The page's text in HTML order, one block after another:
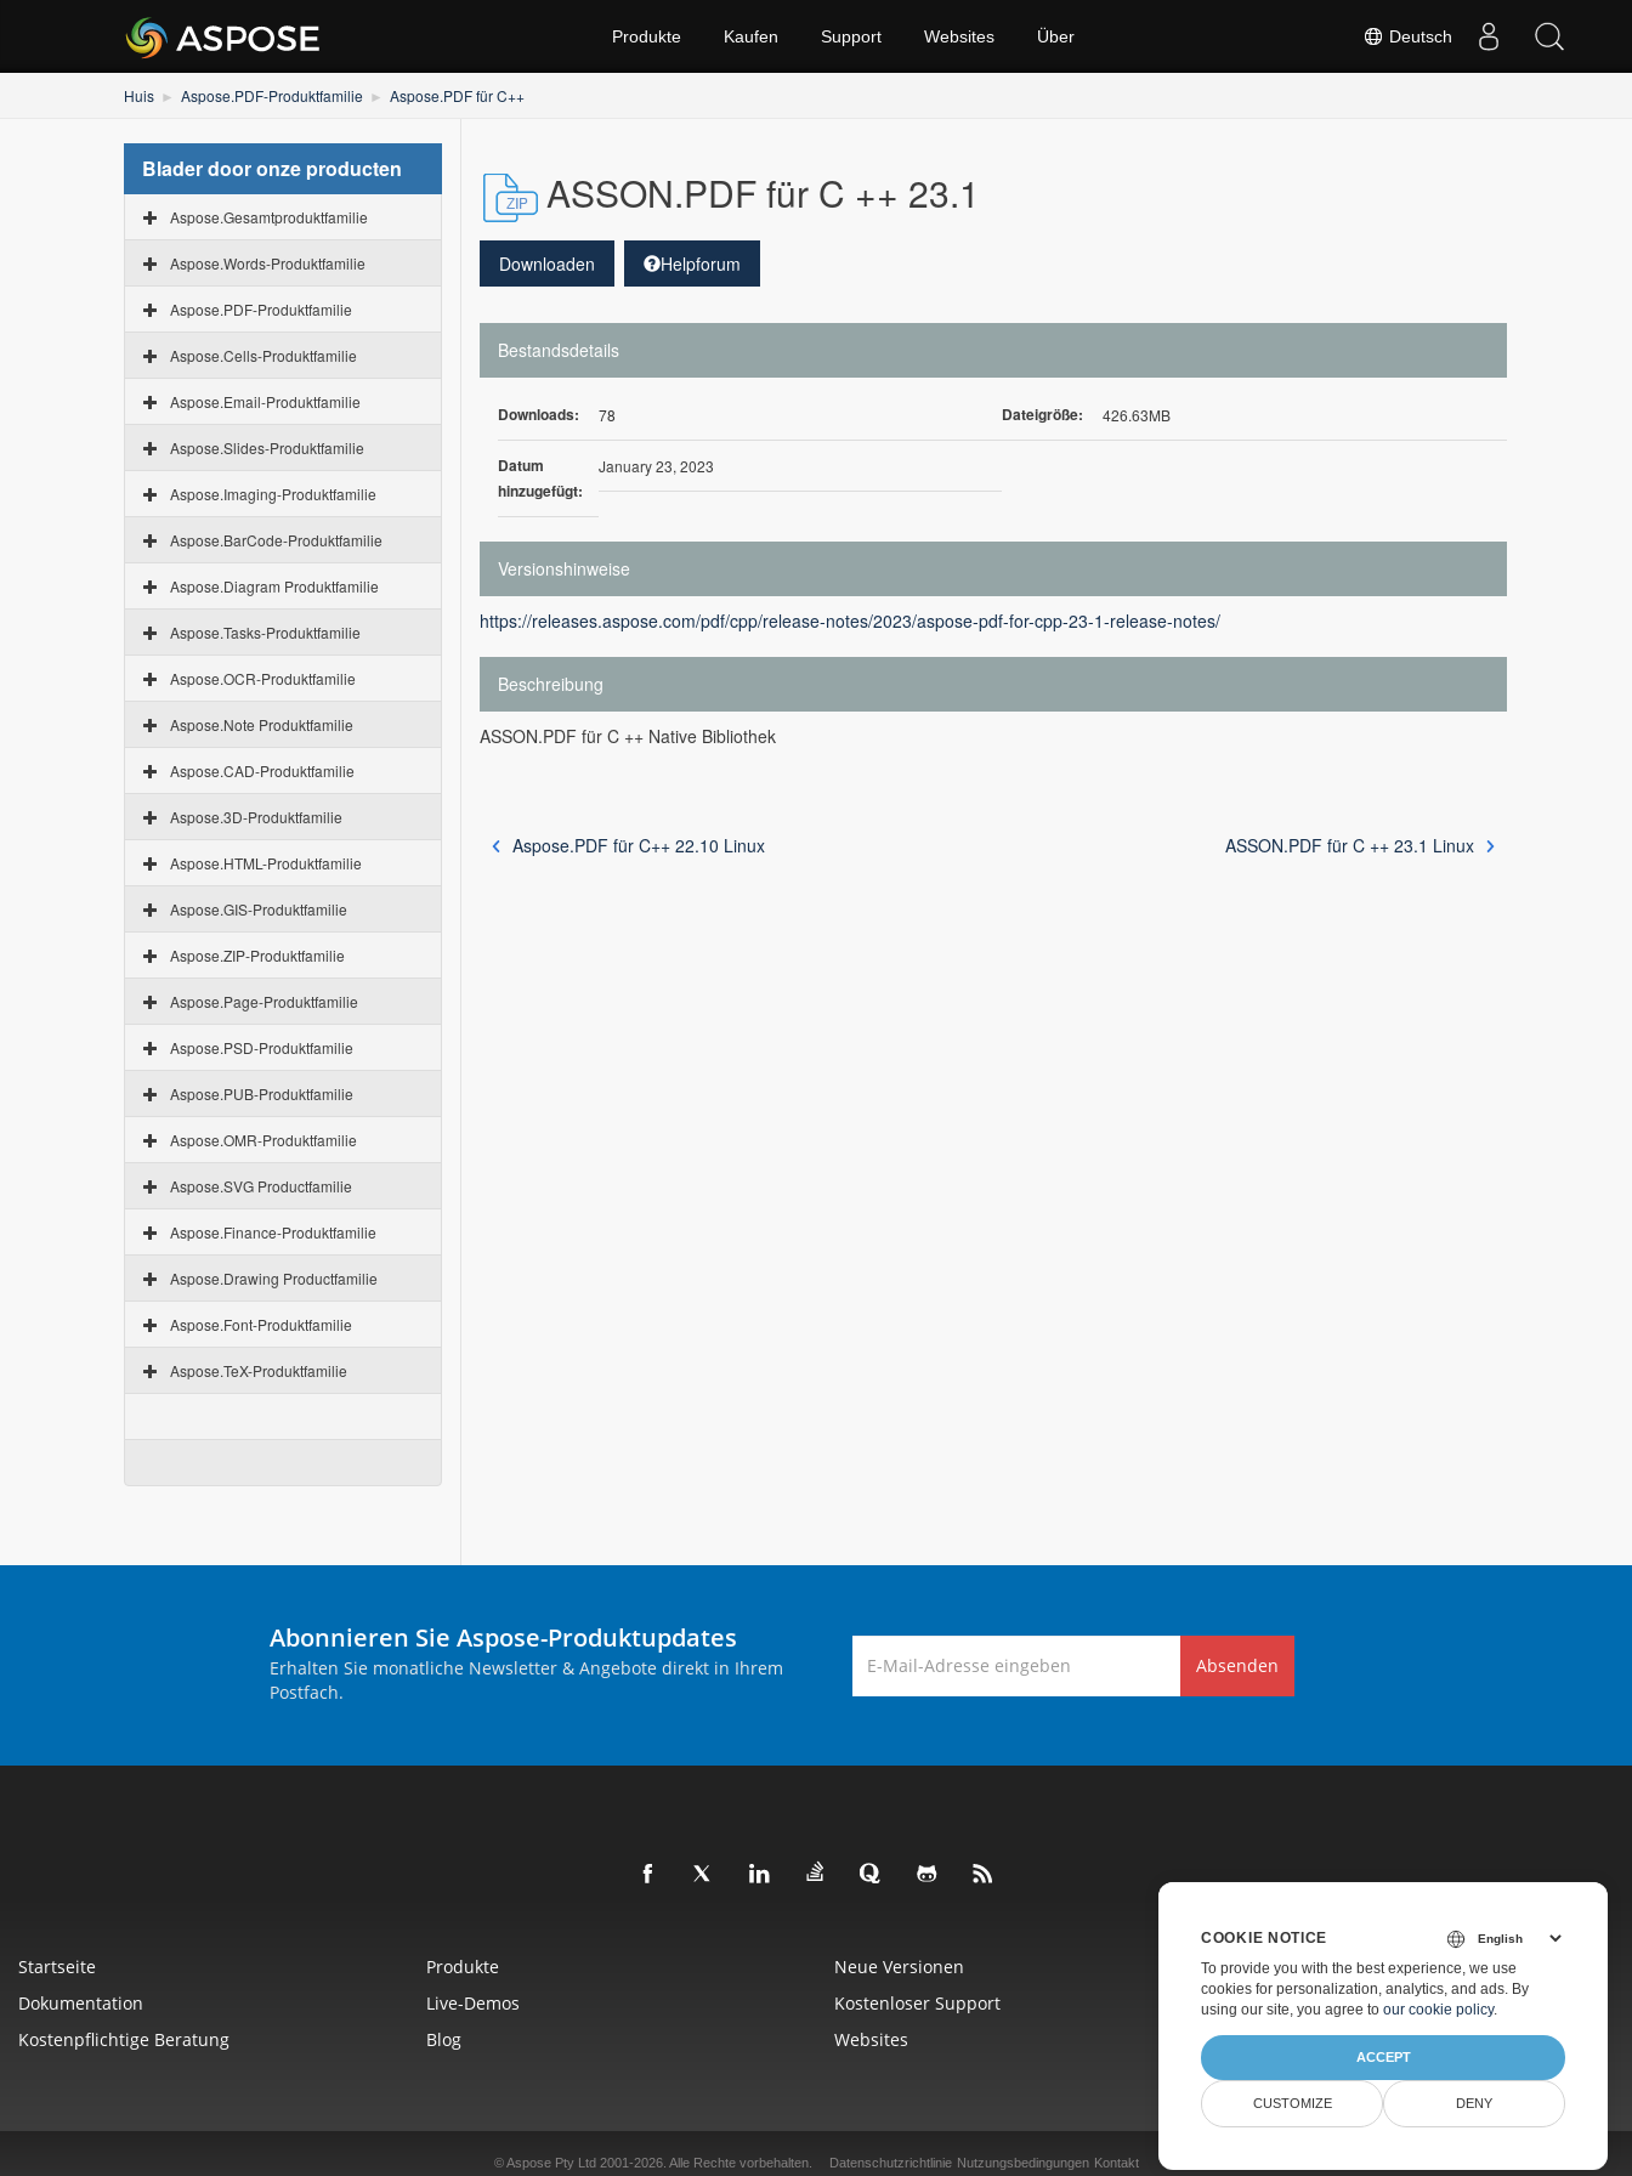
Deutsch
Produkte Kaufen Support Websites Über
Huis Aspose.PDF-Produktfamilie Aspose.PDF für C++
Blader door onze producten
Aspose.Gesamtproduktfamilie
Aspose.Words-Produktfamilie
Aspose.PDF-Produktfamilie
Aspose.Cells-Produktfamilie
Aspose.Email-Produktfamilie
Aspose.Slides-Produktfamilie
Aspose.Imaging-Produktfamilie
Aspose.BarCode-Produktfamilie
Aspose.Diagram Produktfamilie
Aspose.Tasks-Produktfamilie
Aspose.OCR-Produktfamilie
Aspose.Note Produktfamilie
Aspose.CAD-Produktfamilie
Aspose.3D-Produktfamilie
Aspose.HTML-Produktfamilie
Aspose.GIS-Produktfamilie
Aspose.ZIP-Produktfamilie
Aspose.Page-Produktfamilie
Aspose.PSD-Produktfamilie
Aspose.PUB-Produktfamilie
Aspose.OMR-Produktfamilie
Aspose.SVG Productfamilie
Aspose.Finance-Produktfamilie
Aspose.Drawing Productfamilie
Aspose.Font-Produktfamilie
Aspose.TeX-Produktfamilie
ASSON.PDF für C ++ 23.1
Downloaden Helpforum
Bestandsdetails
Downloads: 78 Dateigröße: 426.63MB
Datum
hinzugefügt:
January 23, 2023
Versionshinweise
https://releases.aspose.com/pdf/cpp/release-notes/2023/aspose-pdf-for-cpp-23-1-release-notes/
Beschreibung
ASSON.PDF für C ++ Native Bibliothek
Aspose.PDF für C++ 22.10 Linux ASSON.PDF für C ++ 23.1 Linux
Abonnieren Sie Aspose-Produktupdates
Erhalten Sie monatliche Newsletter & Angebote direkt in Ihrem
Postfach.
Absenden
Startseite Produkte Neue Versionen
Preise
Dokumentation
Live-Demos Kostenloser Support
Kostenpflichtiger Support
Kostenpflichtige Beratung
Blog Websites Über Uns
© Aspose Pty Ltd 2001-2026. Alle Rechte vorbehalten. Datenschutzrichtlinie Nutzungsbedingungen Kontakt
COOKIE NOTICE
To provide you with the best experience, we use
cookies for personalization, analytics, and ads. By
using our site, you agree to our cookie policy.
ACCEPT
CUSTOMIZE DENY